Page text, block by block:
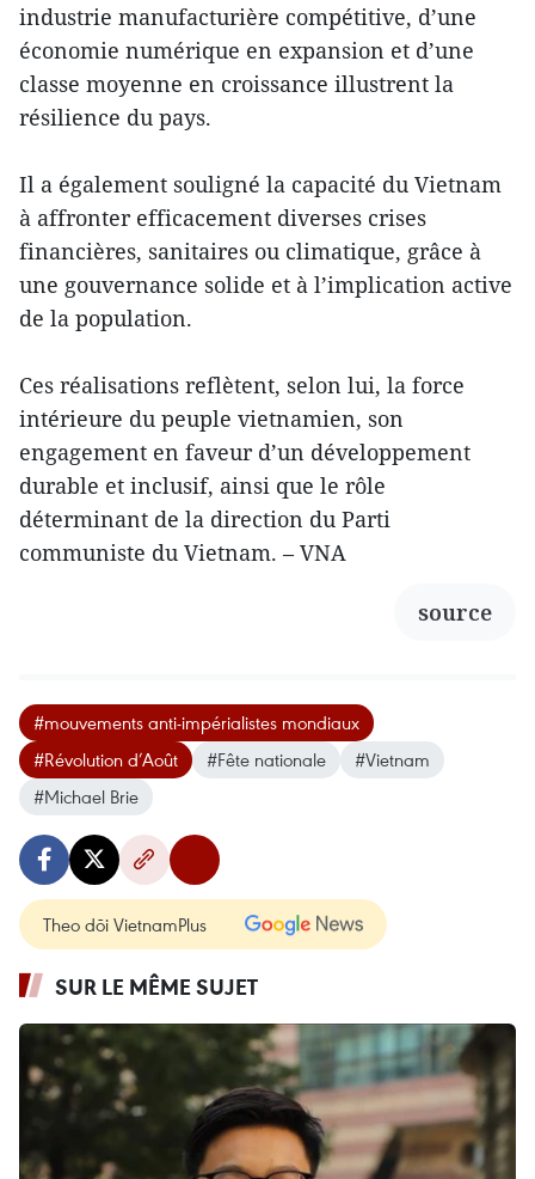
industrie manufacturière compétitive, d’une
économie numérique en expansion et d’une
classe moyenne en croissance illustrent la
résilience du pays.
Il a également souligné la capacité du Vietnam
à affronter efficacement diverses crises
financières, sanitaires ou climatique, grâce à
une gouvernance solide et à l’implication active
de la population.
Ces réalisations reflètent, selon lui, la force
intérieure du peuple vietnamien, son
engagement en faveur d’un développement
durable et inclusif, ainsi que le rôle
déterminant de la direction du Parti
communiste du Vietnam. – VNA
source
#mouvements anti-impérialistes mondiaux
#Révolution d’Août
#Fête nationale
#Vietnam
#Michael Brie
Theo dõi VietnamPlus
SUR LE MÊME SUJET